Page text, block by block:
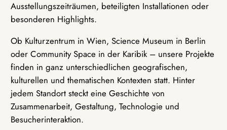
Ausstellungszeiträumen, beteiligten Installationen oder
besonderen Highlights.
Ob Kulturzentrum in Wien, Science Museum in Berlin
oder Community Space in der Karibik – unsere Projekte
finden in ganz unterschiedlichen geografischen,
kulturellen und thematischen Kontexten statt. Hinter
jedem Standort steckt eine Geschichte von
Zusammenarbeit, Gestaltung, Technologie und
Besucherinteraktion.